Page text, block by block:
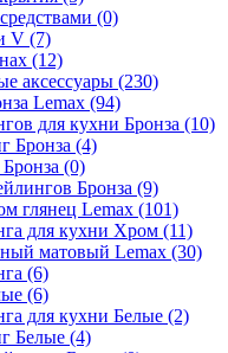
(0)
V (7)
(12)
аксессуары (230)
Lemax (94)
для кухни Бронза (10)
Бронза (4)
(0)
Бронза (9)
глянец Lemax (101)
для кухни Хром (11)
матовый Lemax (30)
(6)
(6)
для кухни Белые (2)
Белые (4)